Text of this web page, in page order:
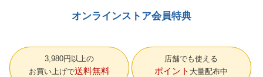
オンラインストア会員特典
3,980円以上の
お買い上げで送料無料
店舗でも使える
ポイント 大量配布中